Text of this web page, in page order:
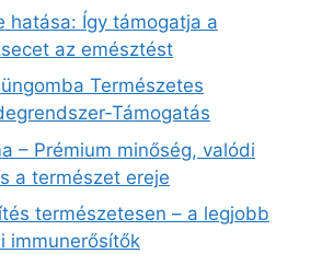
hatása: Így támogatja a
az emésztést
Természetes
– Prémium minőség, valódi
a természet ereje
természetesen – a legjobb
immunerősítők